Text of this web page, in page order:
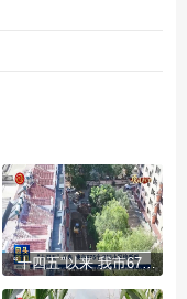
“十四五”以来 我市675个老旧小区焕新颜